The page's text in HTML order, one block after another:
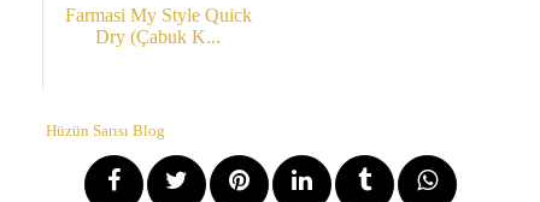
Farmasi My Style Quick
Dry (Çabuk K...
Hüzün Sarısı Blog